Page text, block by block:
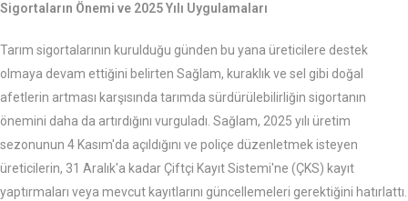
Sigortaların Önemi ve 2025 Yılı Uygulamaları
Tarım sigortalarının kurulduğu günden bu yana üreticilere destek
olmaya devam ettiğini belirten Sağlam, kuraklık ve sel gibi doğal
afetlerin artması karşısında tarımda sürdürülebilirliğin sigortanın
önemini daha da artırdığını vurguladı. Sağlam, 2025 yılı üretim
sezonunun 4 Kasım'da açıldığını ve poliçe düzenletmek isteyen
üreticilerin, 31 Aralık'a kadar Çiftçi Kayıt Sistemi'ne (ÇKS) kayıt
yaptırmaları veya mevcut kayıtlarını güncellemeleri gerektiğini hatırlattı.